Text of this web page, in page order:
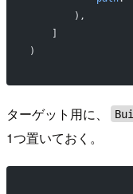
        ),
    ]
)
ターゲット用に、
1つ置いておく。